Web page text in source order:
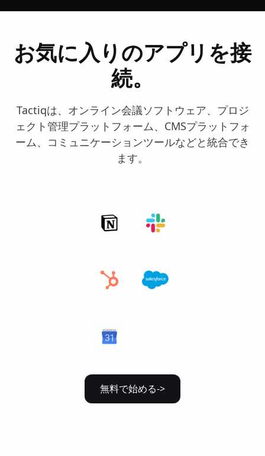
お気に入りのアプリを接
続。
Tactiqは、オンライン会議ソフトウェア、プロジ
ェクト管理プラットフォーム、CMSプラットフォ
ーム、コミュニケーションツールなどと統合でき
ます。
無料で始める->